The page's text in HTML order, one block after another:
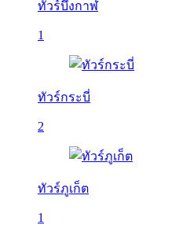
ทัวร์บึงกาฬ
1
ทัวร์กระบี่
2
ทัวร์ภูเก็ต
1